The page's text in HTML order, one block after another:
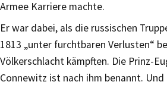
Armee Karriere machte.
Er war dabei, als die russischen
1813 „unter furchtbaren Verlusten“
Völkerschlacht kämpften. Die Prinz-
Connewitz ist nach ihm benannt.